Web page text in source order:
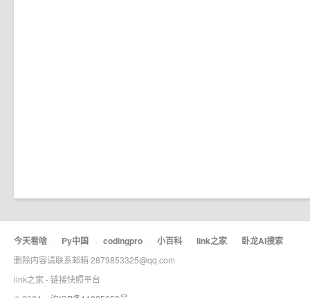
今天看啥 · Py中国 · codingpro · 小百科 · link之家 · 卧龙AI搜索
删除内容请联系邮箱 2879853325@qq.com
link之家 - 链接快照平台